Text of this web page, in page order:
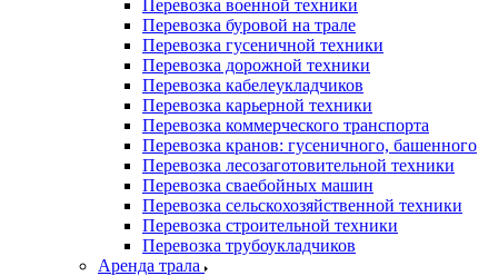
Перевозка военной техники
Перевозка буровой на трале
Перевозка гусеничной техники
Перевозка дорожной техники
Перевозка кабелеукладчиков
Перевозка карьерной техники
Перевозка коммерческого транспорта
Перевозка кранов: гусеничного, башенного
Перевозка лесозаготовительной техники
Перевозка сваебойных машин
Перевозка сельскохозяйственной техники
Перевозка строительной техники
Перевозка трубоукладчиков
Аренда трала